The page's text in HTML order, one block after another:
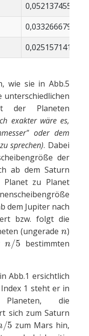
0,0521374556
0,0332666797
0,0251571419
wie sie in Abb.5
unterschiedlichen
der Planeten
exakter wäre es,
oder dem
sprechen). Dabei
der
ab dem Saturn
zu Planet
dem Jupiter nach
bzw. folgt die
(ungerade
n
)
n/5
bestimmten
Abb.1 ersichtlich
1 steht er in
die
sich zum Saturn
/5
zum Mars hin,